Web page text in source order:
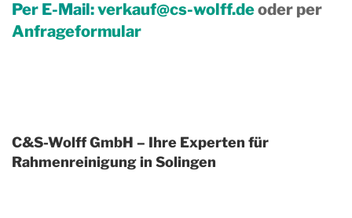
Per E-Mail:verkauf@cs-wolff.deoder per
Anfrageformular
C&S-Wolff GmbH – Ihre Experten für
Rahmenreinigung in Solingen